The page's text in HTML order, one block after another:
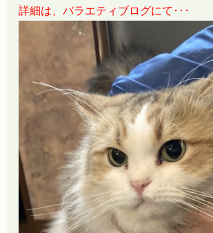
詳細は、バラエティブログにて･･･